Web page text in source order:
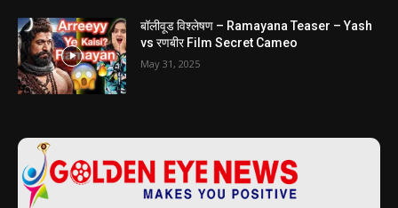
बॉलीवूड विश्लेषण – Ramayana Teaser – Yash
vs रणबीर Film Secret Cameo
May 31, 2025